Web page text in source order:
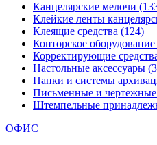
Канцелярские мелочи
Клейкие ленты
Клеящие средства (124)
Конторское оборудование
Корректирующие
Настольные аксессуары
Папки и системы
Письменные и
Штемпельные
ОФИС